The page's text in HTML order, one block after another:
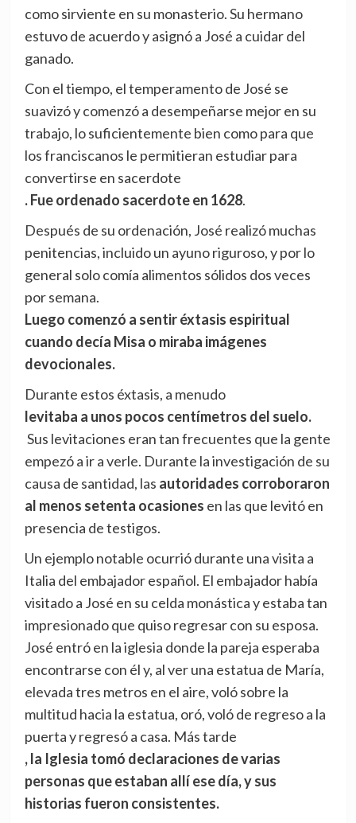
como sirviente en su monasterio. Su hermano
estuvo de acuerdo y asignó a José a cuidar del
ganado.
Con el tiempo, el temperamento de José se
suavizó y comenzó a desempeñarse mejor en su
trabajo, lo suficientemente bien como para que
los franciscanos le permitieran estudiar para
convertirse en sacerdote
. Fue ordenado sacerdote en 1628.
Después de su ordenación, José realizó muchas
penitencias, incluido un ayuno riguroso, y por lo
general solo comía alimentos sólidos dos veces
por semana.
Luego comenzó a sentir éxtasis espiritual
cuando decía Misa o miraba imágenes
devocionales.
Durante estos éxtasis, a menudo
levitaba a unos pocos centímetros del suelo.
Sus levitaciones eran tan frecuentes que la gente
empezó a ir a verle. Durante la investigación de su
causa de santidad, las autoridades corroboraron
al menos setenta ocasiones en las que levitó en
presencia de testigos.
Un ejemplo notable ocurrió durante una visita a
Italia del embajador español. El embajador había
visitado a José en su celda monástica y estaba tan
impresionado que quiso regresar con su esposa.
José entró en la iglesia donde la pareja esperaba
encontrarse con él y, al ver una estatua de María,
elevada tres metros en el aire, voló sobre la
multitud hacia la estatua, oró, voló de regreso a la
puerta y regresó a casa. Más tarde
, la Iglesia tomó declaraciones de varias
personas que estaban allí ese día, y sus
historias fueron consistentes.